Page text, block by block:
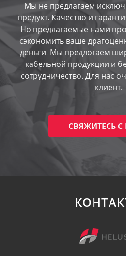
Мы не предлагаем
продукт. Качество и
Но предлагаемые нами
сэкономить ваше
деньги. Мы предлогаем
кабельной продукции и
сотрудничество. Для нас
клиент.
СВЯЖИТЕСЬ